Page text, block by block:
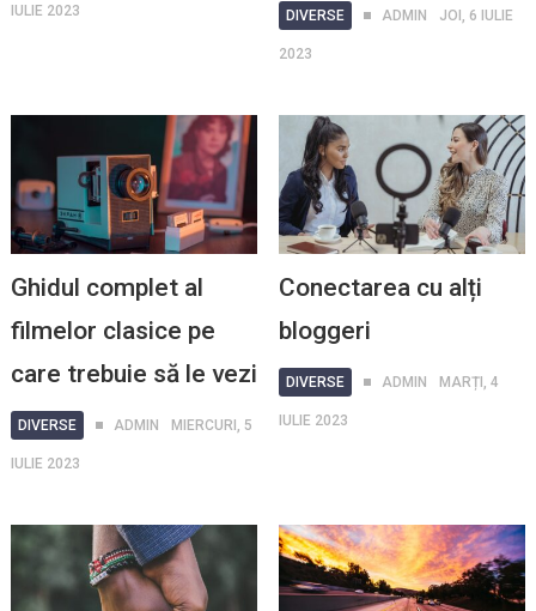
IULIE 2023 DIVERSE ADMIN JOI, 6 IULIE
2023
Ghidul complet al
filmelor clasice pe
care trebuie să le vezi
DIVERSE ADMIN MIERCURI, 5
IULIE 2023
Conectarea cu alți
bloggeri
DIVERSE ADMIN MARȚI, 4
IULIE 2023